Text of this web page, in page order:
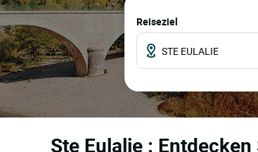
Reiseziel
Ste Eulalie :